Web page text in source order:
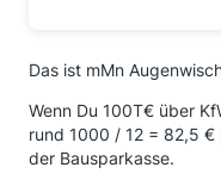
Das ist mMn
Wenn Du 100T€ über
rund 1000 / 12 = 82,5
der Bausparkasse.